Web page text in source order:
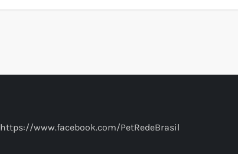
https://www.facebook.com/PetRedeBrasil